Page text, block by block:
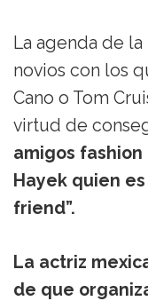
La agenda de
novios con los
Cano o Tom
virtud de
amigos fashion
Hayek quien
friend”.
La actriz
de que